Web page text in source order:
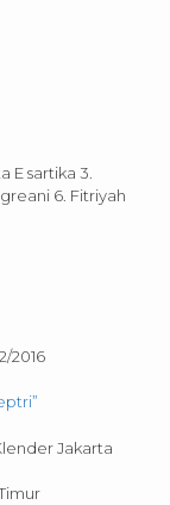
E sartika 3.
6. Fitriyah
2016
Jakarta